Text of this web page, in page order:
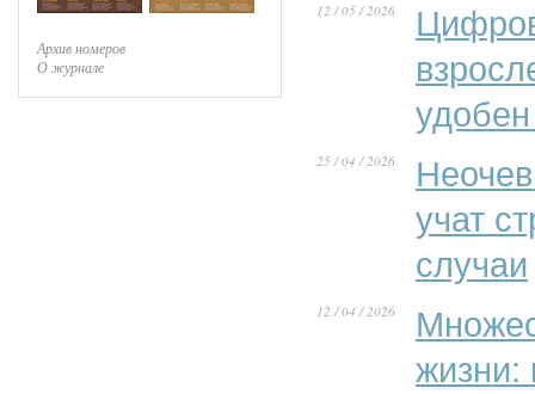
Архив номеров
О журнале
12 / 05 / 2026
25 / 04 / 2026
учат
случаи
12 / 04 / 2026
жизни: